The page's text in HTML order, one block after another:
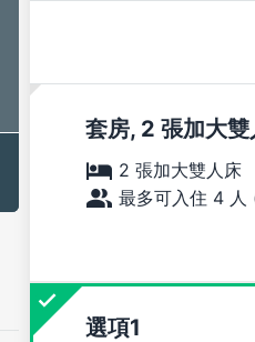
套房, 2 張加大
2 張加大雙人床
最多可入住 4 人
選項